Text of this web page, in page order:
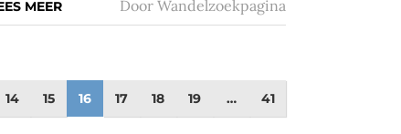
MEER Door Wandelzoekpagina
14 15 16 17 18 19 … 41